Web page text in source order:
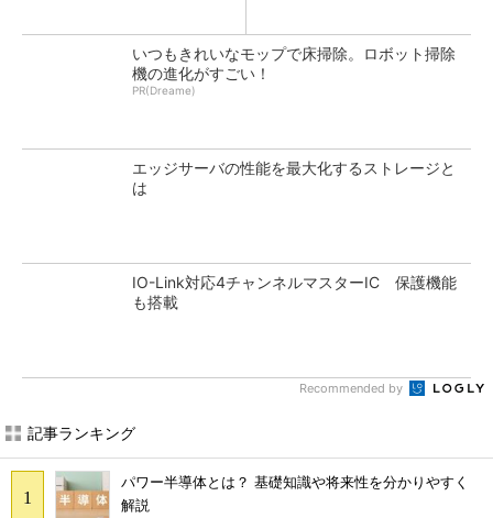
いつもきれいなモップで床掃除。ロボット掃除
機の進化がすごい！
PR(Dreame)
エッジサーバの性能を最大化するストレージと
は
IO-Link対応4チャンネルマスターIC 保護機能
も搭載
Recommended by
記事ランキング
パワー半導体とは？ 基礎知識や将来性を分かりやすく
解説